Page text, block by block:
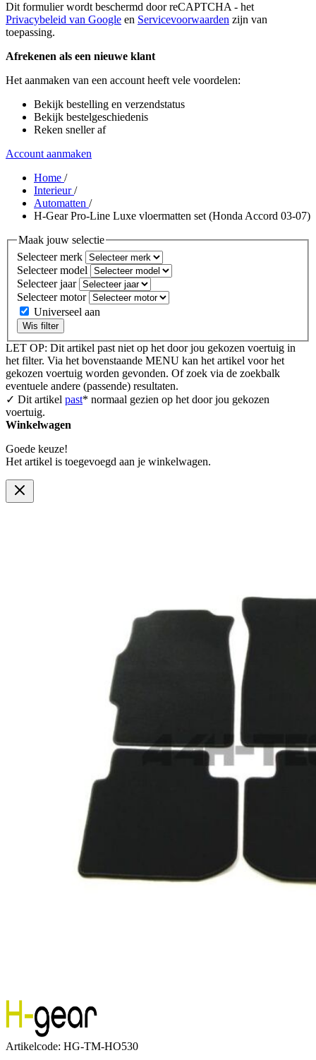
Dit formulier wordt beschermd door reCAPTCHA - het
Privacybeleid van Google en Servicevoorwaarden zijn van
toepassing.
Afrekenen als een nieuwe klant
Het aanmaken van een account heeft vele voordelen:
Bekijk bestelling en verzendstatus
Bekijk bestelgeschiedenis
Reken sneller af
Account aanmaken
Home /
Interieur/
Automatten /
H-Gear Pro-Line Luxe vloermatten set (Honda Accord 03-07)
Maak jouw selectie
Selecteer merk
Selecteer model
Selecteer jaar
Selecteer motor
Universeel aan
Wis filter
LET OP: Dit artikel past niet op het door jou gekozen voertuig in
het filter. Via het bovenstaande MENU kan het artikel voor het
gekozen voertuig worden gevonden. Of zoek via de zoekbalk
eventuele andere (passende) resultaten.
✓ Dit artikel past* normaal gezien op het door jou gekozen
voertuig.
Winkelwagen
Goede keuze!
Het artikel is toegevoegd aan je winkelwagen.
Artikelcode: HG-TM-HO530